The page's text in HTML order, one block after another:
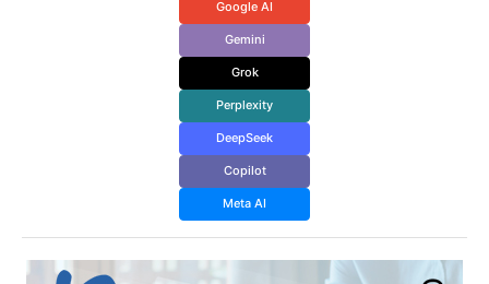
Google AI
Gemini
Grok
Perplexity
DeepSeek
Copilot
Meta AI